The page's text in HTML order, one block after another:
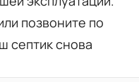
позвоните по
септик снова